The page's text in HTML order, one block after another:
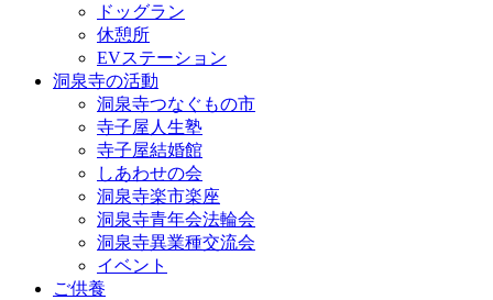
ドッグラン
休憩所
EVステーション
洞泉寺の活動
洞泉寺つなぐもの市
寺子屋人生塾
寺子屋結婚館
しあわせの会
洞泉寺楽市楽座
洞泉寺青年会法輪会
洞泉寺異業種交流会
イベント
ご供養